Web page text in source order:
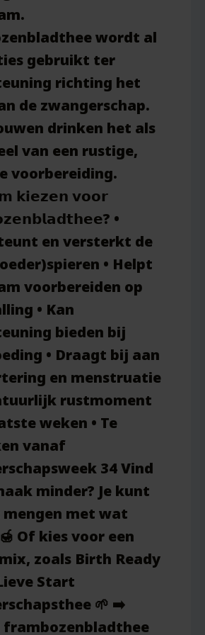
wordt al
gebruikt ter
richting het
de zwangerschap.
drinken het als
van een rustige,
voorbereiding.
𝗸𝗶𝗲𝘇𝗲𝗻 𝘃𝗼𝗼𝗿
•
en versterkt de
• Helpt
voorbereiden op
• Kan
bieden bij
• Draagt bij aan
en menstruatie
rustmoment
weken • Te
vanaf
34 Vind
minder? Je kunt
mengen met wat
Of kies voor een
zoals Birth Ready
Start
🌱 ➡️
frambozenbladthee